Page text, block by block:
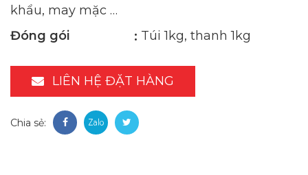
khẩu, may mặc …
Đóng gói
Túi 1kg, thanh 1kg
LIÊN HỆ ĐẶT HÀNG
Chia sẻ: